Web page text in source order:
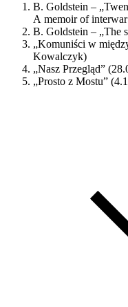
B. Goldstein –
A memoir of
B. Goldstein – „The
„Komuniści w
Kowalczyk)
„Nasz Przegląd”
„Prosto z Mostu”